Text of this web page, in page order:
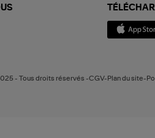
- Tous droits réservés -CGV-Plan du site-